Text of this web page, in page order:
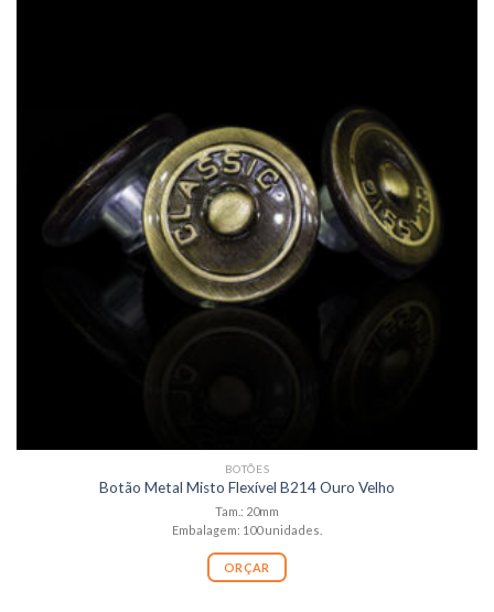
BOTÕES
Botão Metal Misto Flexível B214 Ouro Velho
Tam.: 20mm
Embalagem: 100 unidades.
ORÇAR